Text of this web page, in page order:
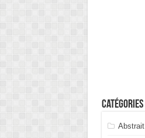
Catégories
Abstrait